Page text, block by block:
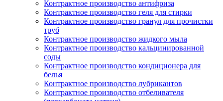
Контрактное производство антифриза
Контрактное производство геля для стирки
Контрактное производство гранул для прочистки
труб
Контрактное производство жидкого мыла
Контрактное производство кальцинированной
соды
Контрактное производство кондиционера для
белья
Контрактное производство лубрикантов
Контрактное производство отбеливателя